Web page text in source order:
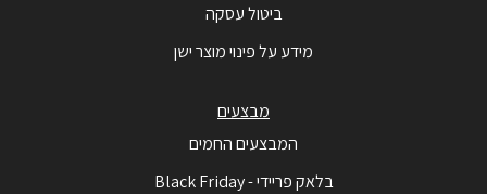
ביטול עסקה
מידע על פינוי מוצר ישן
מבצעים
המבצעים החמים
בלאק פריידי - Black Friday